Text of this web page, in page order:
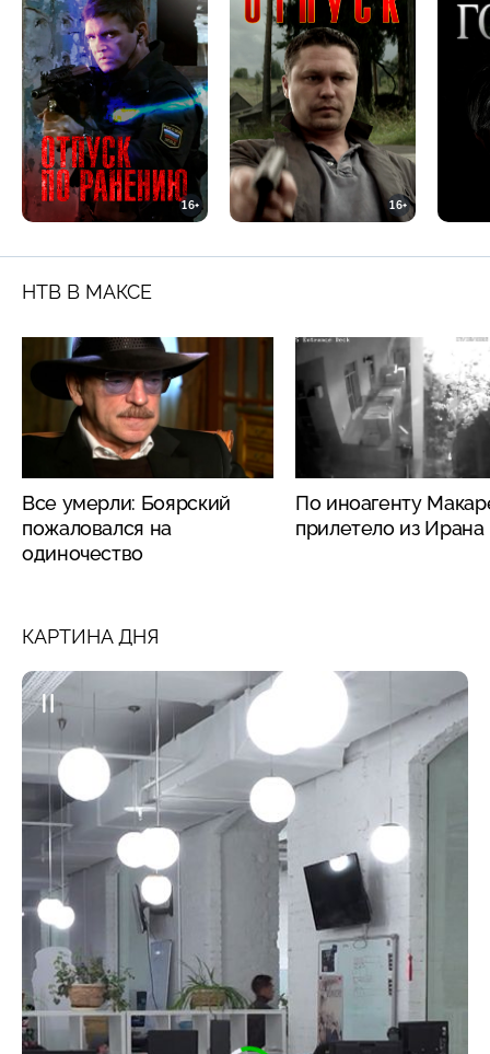
16+ 16+
НТВ В МАКСЕ
Все умерли: Боярский
пожаловался на
одиночество
По иноагенту
прилетело из Ирана
КАРТИНА ДНЯ